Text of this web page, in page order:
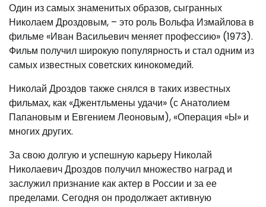
Один из самых знаменитых образов, сыгранных
Николаем Дроздовым, – это роль Вольфа Измайлова в
фильме «Иван Васильевич меняет профессию» (1973).
Фильм получил широкую популярность и стал одним из
самых известных советских кинокомедий.
Николай Дроздов также снялся в таких известных
фильмах, как «Джентльмены удачи» (с Анатолием
Папановым и Евгением Леоновым), «Операция «Ы» и
многих других.
За свою долгую и успешную карьеру Николай
Николаевич Дроздов получил множество наград и
заслужил признание как актер в России и за ее
пределами. Сегодня он продолжает активную